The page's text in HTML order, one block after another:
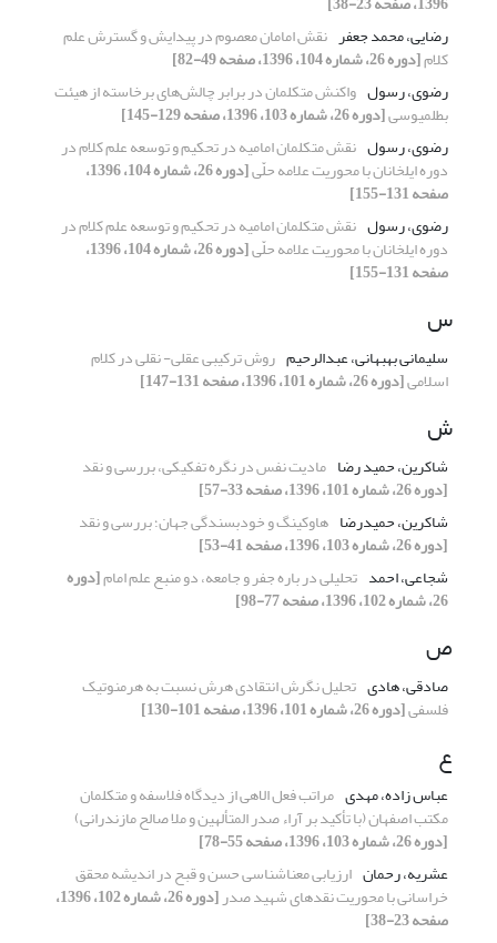
رضایی، محمد جعفر نقش امامان معصوم در پیدایش و گسترش علم
کلام[دوره 26، شماره 104، 1396، صفحه 49-82]
رضوی، رسول واکنش متکلمان در برابر چالش‌های برخاسته از هیئت
بطلمیوسی[دوره 26، شماره 103، 1396، صفحه 129-145]
رضوی، رسول نقش متکلمان امامیه در تحکیم و توسعه علم کلام در
دوره ایلخانان با محوریت علامه حلّی [دوره 26، شماره 104، 1396،
صفحه 131-155]
رضوی، رسول نقش متکلمان امامیه در تحکیم و توسعه علم کلام در
دوره ایلخانان با محوریت علامه حلّی [دوره 26، شماره 104، 1396،
صفحه 131-155]
س
سلیمانی بهبهانی، عبدالرحیم روش ترکیبی عقلی- نقلی در کلام
اسلامی[دوره 26، شماره 101، 1396، صفحه 131-147]
ش
شاکرین، حمید رضا مادیت نفس در نگره تفکیکی، بررسی و نقد
[دوره 26، شماره 101، 1396، صفحه 33-57]
شاکرین، حمیدرضا هاوکینگ و خودبسندگی جهان؛ بررسی و نقد
[دوره 26، شماره 103، 1396، صفحه 41-53]
شجاعی، احمد تحلیلی در باره جفر و جامعه، دو منبع علم امام[دوره
26، شماره 102، 1396، صفحه 77-98]
ص
صادقی، هادی تحلیل نگرش انتقادی هرش نسبت به هرمنوتیک
فلسفی[دوره 26، شماره 101، 1396، صفحه 101-130]
ع
عباس زاده، مهدی مراتب فعل الاهی از دیدگاه فلاسفه و متکلمان
مکتب اصفهان (با تأکید بر آراء صدر المتألهین و ملا صالح مازندرانی)
[دوره 26، شماره 103، 1396، صفحه 55-78]
عشریه، رحمان ارزیابی معناشناسی حسن و قبح در اندیشه محقق
خراسانی با محوریت نقدهای شهید صدر [دوره 26، شماره 102، 1396،
صفحه 23-38]